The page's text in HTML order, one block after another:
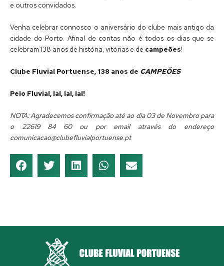
e outros convidados.
Venha celebrar connosco o aniversário do clube mais antigo da
cidade do Porto. Afinal de contas não é todos os dias que se
celebram 138 anos de história, vitórias e de campeões!
Clube Fluvial Portuense, 138 anos de CAMPEÕES
Pelo Fluvial, Ial, Ial, Ial!
NOTA: Agradecemos confirmação até ao dia 03 de Novembro para
o 22619 84 60 ou por email através do endereço
comunicacao@clubefluvialportuense.pt